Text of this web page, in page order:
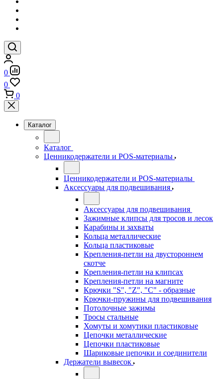
0
0
0
Каталог
Каталог
Ценникодержатели и POS-материалы
Ценникодержатели и POS-материалы
Аксессуары для подвешивания
Аксессуары для подвешивания
Зажимные клипсы для тросов и лесок
Карабины и захваты
Кольца металлические
Кольца пластиковые
Крепления-петли на двустороннем
скотче
Крепления-петли на клипсах
Крепления-петли на магните
Крючки "S", "Z", "C" - образные
Крючки-пружины для подвешивания
Потолочные зажимы
Тросы стальные
Хомуты и хомутики пластиковые
Цепочки металлические
Цепочки пластиковые
Шариковые цепочки и соединители
Держатели вывесок